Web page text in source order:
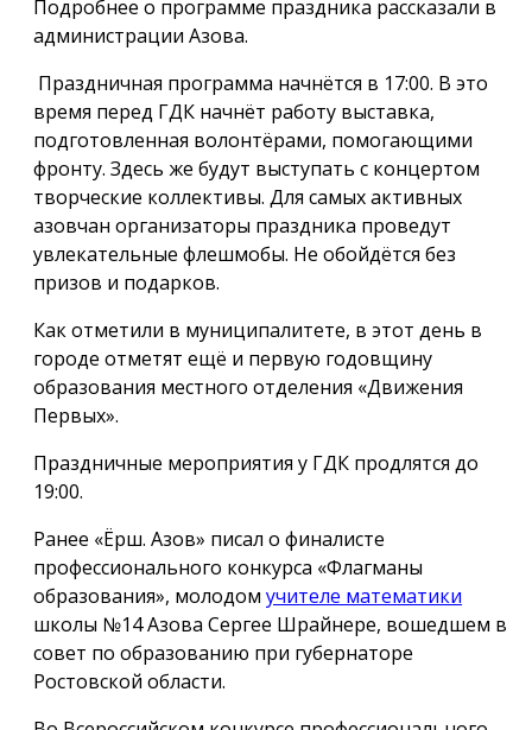
Подробнее о программе праздника рассказали в
администрации Азова.
Праздничная программа начнётся в 17:00. В это
время перед ГДК начнёт работу выставка,
подготовленная волонтёрами, помогающими
фронту. Здесь же будут выступать с концертом
творческие коллективы. Для самых активных
азовчан организаторы праздника проведут
увлекательные флешмобы. Не обойдётся без
призов и подарков.
Как отметили в муниципалитете, в этот день в
городе отметят ещё и первую годовщину
образования местного отделения «Движения
Первых».
Праздничные мероприятия у ГДК продлятся до
19:00.
Ранее «Ёрш. Азов» писал о финалисте
профессионального конкурса «Флагманы
образования», молодом учителе математики
школы №14 Азова Сергее Шрайнере, вошедшем в
совет по образованию при губернаторе
Ростовской области.